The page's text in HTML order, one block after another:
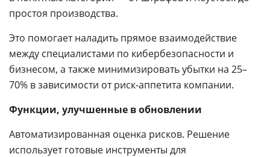
простоя производства.
Это помогает наладить прямое взаимодействие
между специалистами по кибербезопасности и
бизнесом, а также минимизировать убытки на 25–
70% в зависимости от риск-аппетита компании.
Функции, улучшенные в обновлении
Автоматизированная оценка рисков. Решение
использует готовые инструменты для